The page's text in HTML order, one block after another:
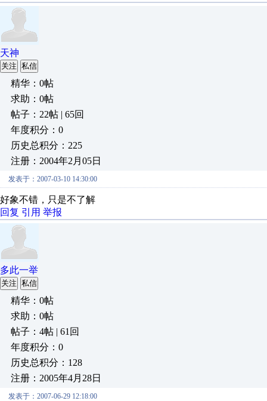
天神
关注 私信
精华：0帖
求助：0帖
帖子：22帖 | 65回
年度积分：0
历史总积分：225
注册：2004年2月05日
发表于：2007-03-10 14:30:00
好象不错，只是不了解
回复 引用 举报
多此一举
关注 私信
精华：0帖
求助：0帖
帖子：4帖 | 61回
年度积分：0
历史总积分：128
注册：2005年4月28日
发表于：2007-06-29 12:18:00